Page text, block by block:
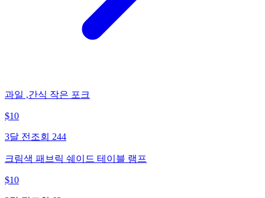
과일 ,간식 작은 포크
$10
3달 전 조회 244
크림색 패브릭 쉐이드 테이블 램프
$10